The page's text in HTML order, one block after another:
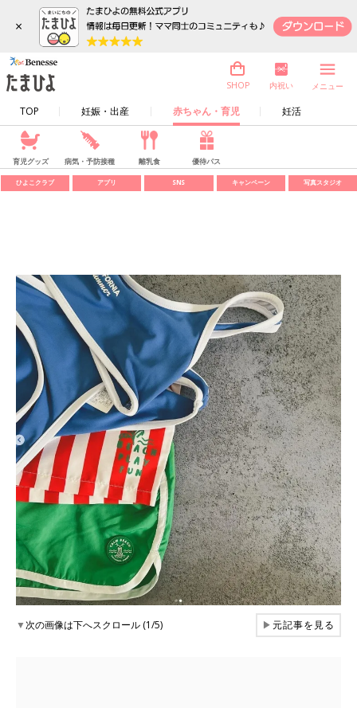
×
TOP 妊娠・出産 赤ちゃん・育児 妊活
SHOP 内祝い メニュー
育児グッズ 病気・予防接種 離乳食 優待パス
ひよこクラブ アプリ SNS キャンペーン 写真スタジオ
▼次の画像は下へスクロール (1/5) ▶元記事を見る